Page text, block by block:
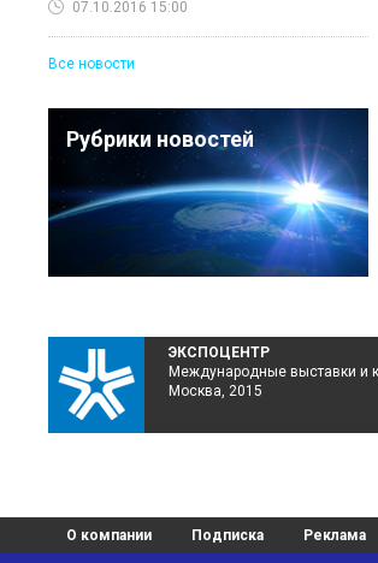
07.10.2016 15:00
Все новости
Рубрики новостей
ЭКСПОЦЕНТР
Международные выставки и
Москва, 2015
О компании Подписка Реклама